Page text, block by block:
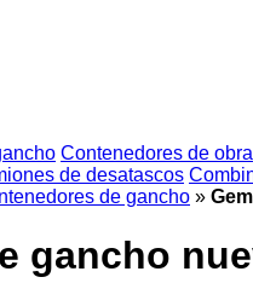
Contenedores de obra
de desatascos
de gancho »
gancho